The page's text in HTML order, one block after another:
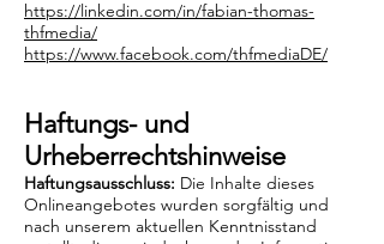
https://linkedin.com/in/fabian-thomas-
thfmedia/
https://www.facebook.com/thfmediaDE/
Haftungs- und
Urheberrechtshinweise
Haftungsausschluss: Die Inhalte dieses
Onlineangebotes wurden sorgfältig und
nach unserem aktuellen Kenntnisstand